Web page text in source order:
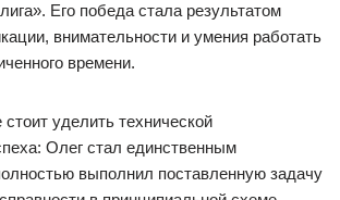
Его победа стала результатом
внимательности и умения работать
времени.
уделить технической
Олег стал единственным
выполнил поставленную задачу